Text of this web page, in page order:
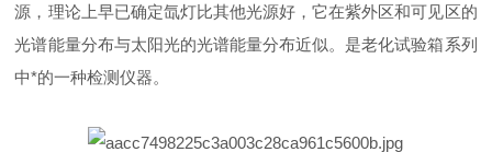
源，理论上早已确定氙灯比其他光源好，它在紫外区和可见区的
光谱能量分布与太阳光的光谱能量分布近似。是老化试验箱系列
中*的一种检测仪器。